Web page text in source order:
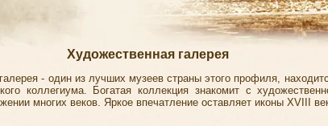
Художественная галерея
- один из лучших музеев страны этого профиля,
коллегиума. Богатая коллекция знакомит с
многих веков. Яркое впечатление оставляет иконы XVIII